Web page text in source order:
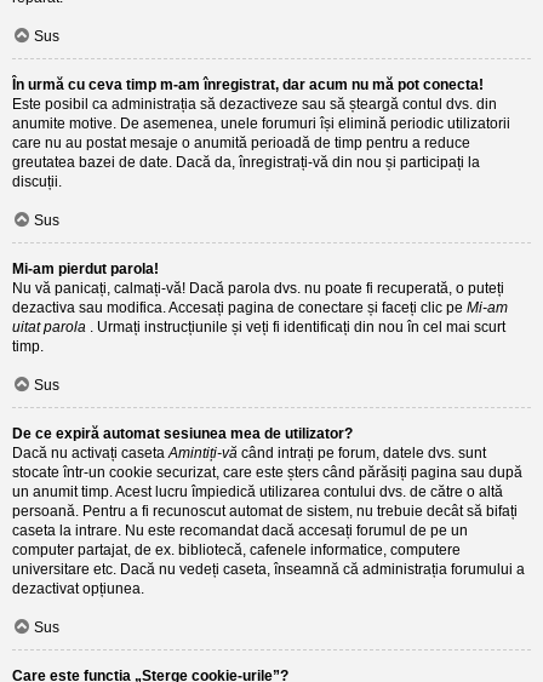
Sus
În urmă cu ceva timp m-am înregistrat, dar acum nu mă pot conecta!
Este posibil ca administrația să dezactiveze sau să șteargă contul dvs. din
anumite motive. De asemenea, unele forumuri își elimină periodic utilizatorii
care nu au postat mesaje o anumită perioadă de timp pentru a reduce
greutatea bazei de date. Dacă da, înregistrați-vă din nou și participați la
discuții.
Sus
Mi-am pierdut parola!
Nu vă panicați, calmați-vă! Dacă parola dvs. nu poate fi recuperată, o puteți
dezactiva sau modifica. Accesați pagina de conectare și faceți clic pe Mi-am
uitat parola . Urmați instrucțiunile și veți fi identificați din nou în cel mai scurt
timp.
Sus
De ce expiră automat sesiunea mea de utilizator?
Dacă nu activați casetaAmintiți-vă când intrați pe forum, datele dvs. sunt
stocate într-un cookie securizat, care este șters când părăsiți pagina sau după
un anumit timp. Acest lucru împiedică utilizarea contului dvs. de către o altă
persoană. Pentru a fi recunoscut automat de sistem, nu trebuie decât să bifați
caseta la intrare. Nu este recomandat dacă accesați forumul de pe un
computer partajat, de ex. bibliotecă, cafenele informatice, computere
universitare etc. Dacă nu vedeți caseta, înseamnă că administrația forumului a
dezactivat opțiunea.
Sus
Care este funcția „Șterge cookie-urile”?